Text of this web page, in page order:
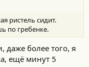
ристель сидит.
по гребенке.
даже более того, я
ещё минут 5